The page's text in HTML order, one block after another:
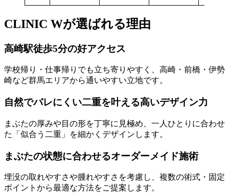
CLINIC Wが選ばれる理由
高崎駅徒歩5分の好アクセス
学校帰り・仕事帰りでも立ち寄りやすく、高崎・前橋・伊勢
崎など群馬エリアから通いやすい立地です。
自然でバレにくい二重を叶える高いデザイン力
まぶたの厚みや目の形を丁寧に見極め、一人ひとりに合わせ
た「似合う二重」を細かくデザインします。
まぶたの状態に合わせるオーダーメイド施術
埋没の取れやすさや腫れやすさを考慮し、複数の術式・固定
ポイントから最適な方法をご提案します。